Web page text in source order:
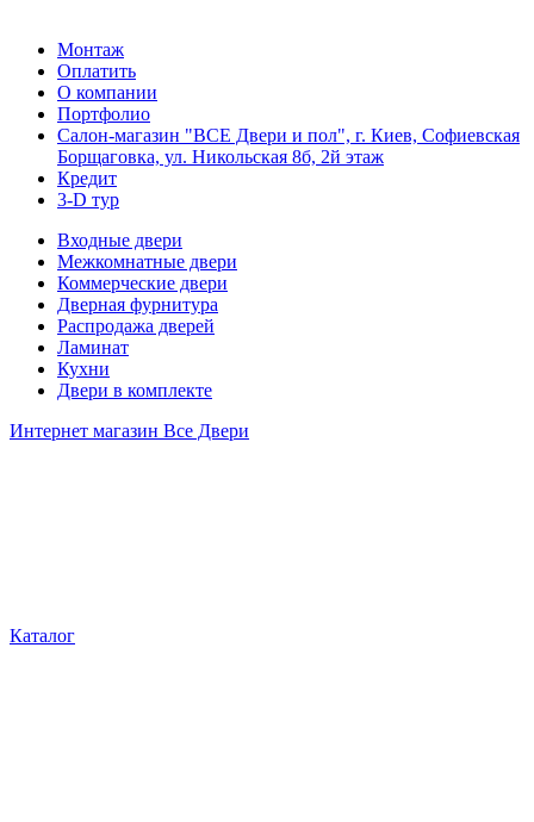
Монтаж
Оплатить
О компании
Портфолио
Салон-магазин "ВСЕ Двери и пол", г. Киев, Софиевская
Борщаговка, ул. Никольская 8б, 2й этаж
Кредит
3-D тур
Входные двери
Межкомнатные двери
Коммерческие двери
Дверная фурнитура
Распродажа дверей
Ламинат
Кухни
Двери в комплекте
Интернет магазин Все Двери
Каталог